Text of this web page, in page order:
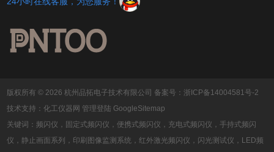
版权所有 © 2026 杭州品拓电子技术有限公司备案号：浙ICP备14004581号-2
技术支持：化工仪器网 管理登陆 GoogleSitemap
关键词：频闪仪，固定式频闪仪，便携式频闪仪，充电式频闪仪，手持式频闪
仪，静止画面系列，印刷图像监测系统，红外激光频闪仪，闪光测试仪，LED频